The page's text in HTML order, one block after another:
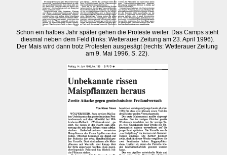
Schon ein halbes Jahr später gehen die Proteste weiter. Das Camps steht
diesmal neben dem Feld (links: Wetterauer Zeitung am 23. April 1996).
Der Mais wird dann trotz Protesten ausgesägt (rechts: Wetterauer Zeitung
am 9. Mai 1996, S. 22).